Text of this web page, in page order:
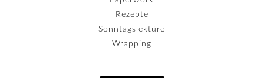
Rezepte
Sonntagslektüre
Wrapping